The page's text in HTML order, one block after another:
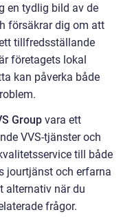
en tydlig bild av de
försäkrar dig om att
tillfredsställande
företagets lokal
kan påverka både
Group vara ett
VVS-tjänster och
till både
jourtjänst och erfarna
alternativ när du
frågor.